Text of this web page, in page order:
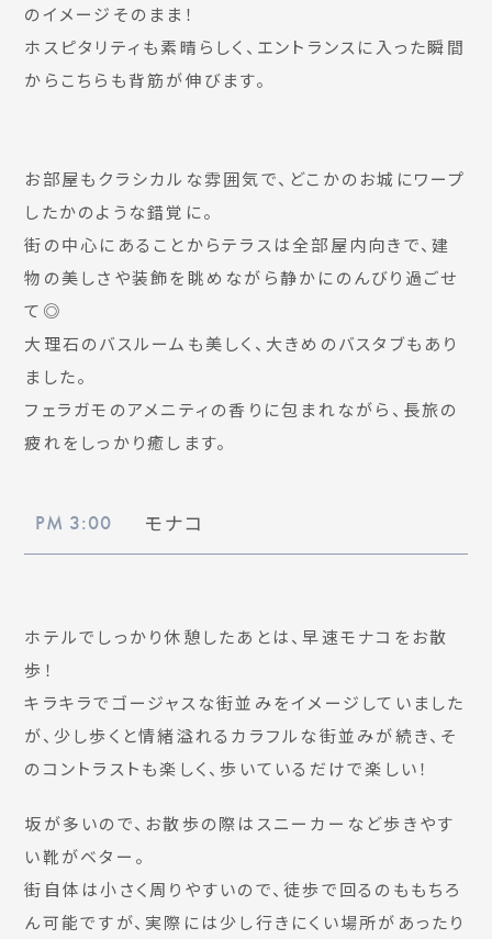
のイメージそのまま！
ホスピタリティも素晴らしく、エントランスに入った瞬間
からこちらも背筋が伸びます。
お部屋もクラシカルな雰囲気で、どこかのお城にワープ
したかのような錯覚に。
街の中心にあることからテラスは全部屋内向きで、建
物の美しさや装飾を眺めながら静かにのんびり過ごせ
て◎
大理石のバスルームも美しく、大きめのバスタブもあり
ました。
フェラガモのアメニティの香りに包まれながら、長旅の
疲れをしっかり癒します。
PM 3:00 モナコ
ホテルでしっかり休憩したあとは、早速モナコをお散
歩！
キラキラでゴージャスな街並みをイメージしていました
が、少し歩くと情緒溢れるカラフルな街並みが続き、そ
のコントラストも楽しく、歩いているだけで楽しい！
坂が多いので、お散歩の際はスニーカーなど歩きやす
い靴がベター。
街自体は小さく周りやすいので、徒歩で回るのももちろ
ん可能ですが、実際には少し行きにくい場所があったり